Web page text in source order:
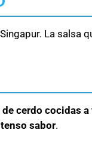
La salsa
cerdo cocidas
sabor.